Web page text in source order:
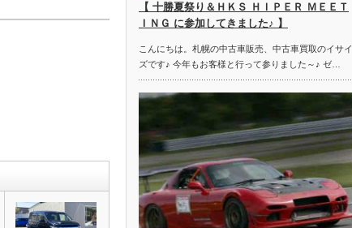
【 十勝夏祭り＆ＨＫＳ ＨＩＰＥＲ ＭＥＥＴ
ＩＮＧ に参加してきました♪ 】
こんにちは。札幌の中古車販売、中古車買取のイサイ
ズです♪ 今年もお客様と行って参りました～♪ ゼ…